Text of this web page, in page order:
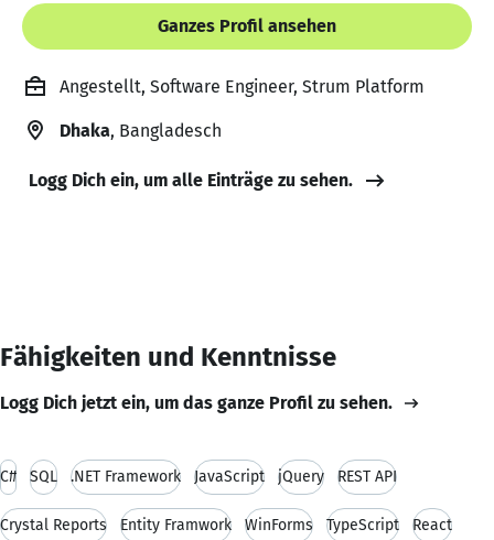
Ganzes Profil ansehen
Angestellt, Software Engineer, Strum Platform
Dhaka, Bangladesch
Logg Dich ein, um alle Einträge zu sehen.
Fähigkeiten und Kenntnisse
Logg Dich jetzt ein, um das ganze Profil zu sehen.
C# SQL .NET Framework JavaScript jQuery REST API
Crystal Reports Entity Framwork WinForms TypeScript React